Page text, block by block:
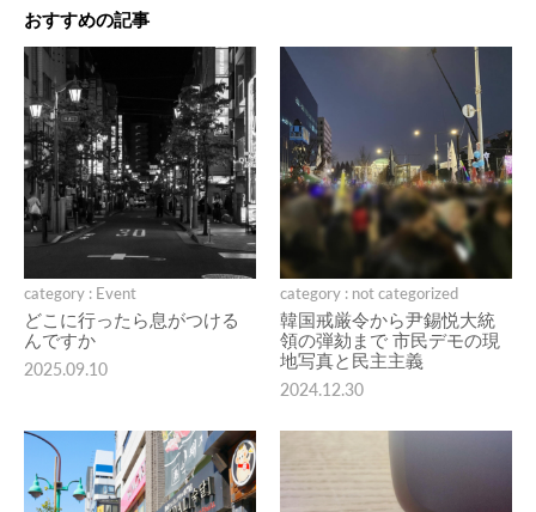
おすすめの記事
category : Event
どこに行ったら息がつける
んですか
2025.09.10
category : not categorized
韓国戒厳令から尹錫悦大統
領の弾劾まで 市民デモの現
地写真と民主主義
2024.12.30